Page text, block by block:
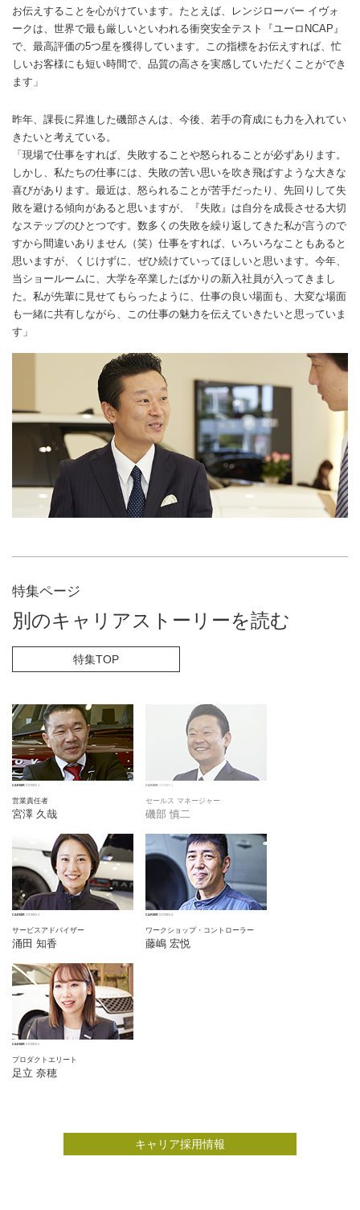
お伝えすることを心がけています。たとえば、レンジローバー イヴォ
ークは、世界で最も厳しいといわれる衝突安全テスト『ユーロNCAP』
で、最高評価の5つ星を獲得しています。この指標をお伝えすれば、忙
しいお客様にも短い時間で、品質の高さを実感していただくことができ
ます」
昨年、課長に昇進した磯部さんは、今後、若手の育成にも力を入れてい
きたいと考えている。
「現場で仕事をすれば、失敗することや怒られることが必ずあります。
しかし、私たちの仕事には、失敗の苦い思いを吹き飛ばすような大きな
喜びがあります。最近は、怒られることが苦手だったり、先回りして失
敗を避ける傾向があると思いますが、『失敗』は自分を成長させる大切
なステップのひとつです。数多くの失敗を繰り返してきた私が言うので
すから間違いありません（笑）仕事をすれば、いろいろなこともあると
思いますが、くじけずに、ぜひ続けていってほしいと思います。今年、
当ショールームに、大学を卒業したばかりの新入社員が入ってきまし
た。私が先輩に見せてもらったように、仕事の良い場面も、大変な場面
も一緒に共有しながら、この仕事の魅力を伝えていきたいと思っていま
す」
特集ページ
別のキャリアストーリーを読む
特集TOP
CAREER STORIES 1
営業責任者
宮澤 久哉
CAREER STORIES 2
セールス マネージャー
磯部 慎二
CAREER STORIES 3
サービスアドバイザー
涌田 知香
CAREER STORIES 4
ワークショップ・コントローラー
藤嶋 宏悦
CAREER STORIES 5
プロダクトエリート
足立 奈穂
キャリア採用情報